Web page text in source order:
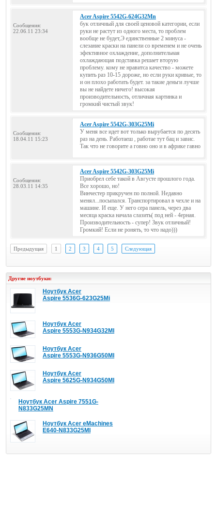
Сообщения:
22.06.11 23:34
Acer Aspire 5542G-624G32Mn
бук отличный для своей ценовой категории, если
руки не растут из одного места, то проблем
вообще не будет,Э единственные 2 минуса -
слезание краски на панели со временем и не очень
эфективное охлаждение, дополнительная
охлаждающая подставка решает вторую
проблему. кому не нравитса качество - можете
купить раз 10-15 дороже, но если руки кривые, то
и он плохо работать будет. за такие деньги лучше
вы не найдете ничего! высокая
производительность, отличная картинка и
громкий чистый звук!
Сообщения:
18.04.11 15:23
Acer Aspire 5542G-303G25Mi
У меня все идет вот только вырубается по десять
раз на день. Работаеш , работае тут бац и завис.
Так что не говорите а говно оно и в африке гавно
Сообщения:
28.03.11 14:35
Acer Aspire 5542G-303G25Mi
Приобрел себе такой в Августе прошлого года.
Все хорошо, но!
Винчестер прикручен по полной. Недавно
менял...посыпался. Транспортировал в чехле и на
машине. И еще. У него сера панель, через два
месяца краска начала слазить( под ней - 4ерная.
Производительность - супер! Звук отличный!
Громкий! Если не ронять, то что надо)))
Предыдущая 1 2 3 4 5 Следующая
Другие ноутбуки:
Ноутбук Acer
Aspire 5536G-623G25Mi
Ноутбук Acer
Aspire 5553G-N934G32MI
Ноутбук Acer
Aspire 5553G-N936G50MI
Ноутбук Acer
Aspire 5625G-N934G50MI
Ноутбук Acer Aspire 7551G-
N833G25MN
Ноутбук Acer eMachines
E640-N833G25MI